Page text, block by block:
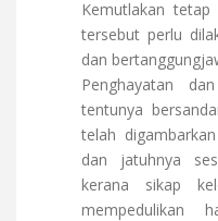
Kemutlakan tetap
tersebut perlu
dan
Penghayatan
tentunya
telah
dan jatuhnya
kerana sikap
mempedulikan